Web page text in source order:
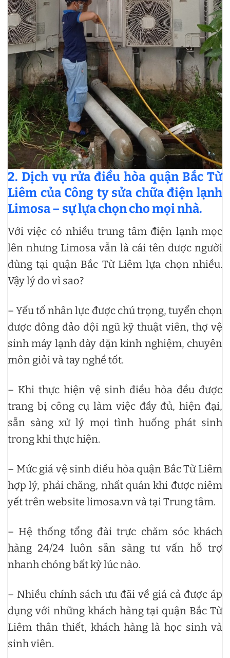
2. Dịch vụ rửa điều hòa quận Bắc Từ
Liêm của Công ty sửa chữa điện lạnh
Limosa – sự lựa chọn cho mọi nhà.
Với việc có nhiều trung tâm điện lạnh mọc
lên nhưng Limosa vẫn là cái tên được người
dùng tại quận Bắc Từ Liêm lựa chọn nhiều.
Vậy lý do vì sao?
– Yếu tố nhân lực được chú trọng, tuyển chọn
được đông đảo đội ngũ kỹ thuật viên, thợ vệ
sinh máy lạnh dày dặn kinh nghiệm, chuyên
môn giỏi và tay nghề tốt.
– Khi thực hiện vệ sinh điều hòa đều được
trang bị công cụ làm việc đầy đủ, hiện đại,
sẵn sàng xử lý mọi tình huống phát sinh
trong khi thực hiện.
– Mức giá vệ sinh điều hòa quận Bắc Từ Liêm
hợp lý, phải chăng, nhất quán khi được niêm
yết trên website limosa.vn và tại Trung tâm.
– Hệ thống tổng đài trực chăm sóc khách
hàng 24/24 luôn sẵn sàng tư vấn hỗ trợ
nhanh chóng bất kỳ lúc nào.
– Nhiều chính sách ưu đãi về giá cả được áp
dụng với những khách hàng tại quận Bắc Từ
Liêm thân thiết, khách hàng là học sinh và
sinh viên.